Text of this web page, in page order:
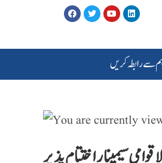
سے رابطہ کریں
سیمینار اختتام پذیر